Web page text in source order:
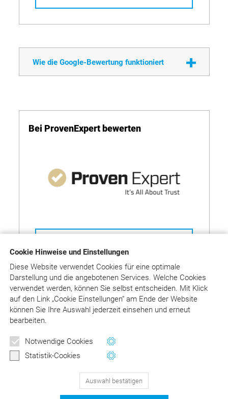
Cookie Hinweise und Einstellungen
Diese Website verwendet Cookies für eine optimale
Darstellung und die angebotenen Services. Welche Cookies
verwendet werden, können Sie selbst entscheiden. Mit Klick
aufden Link „Cookie Einstellungen“ am Ende der Website
können Sie Ihre Auswahl jederzeit einsehen und erneut
bearbeiten.
Notwendige Cookies
Statistik-Cookies
Auswahl bestätigen
Wie die Google-Bewertung funktioniert
Bei ProvenExpert bewerten
Wie die ProvenExpert-Bewertung
funktioniert
129Bewertungen auf ProvenExpert.com
Newsletter
Wertvolle Tipps und Hinweise